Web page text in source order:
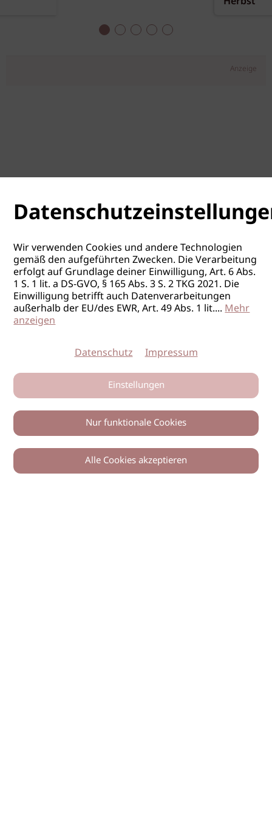
Anzeige
0
Wir verwenden Cookies und andere Technologien
gemäß den aufgeführten Zwecken. Die Verarbeitung
erfolgt auf Grundlage deiner Einwilligung, Art. 6 Abs.
1 S. 1 lit. a DS-GVO, § 165 Abs. 3 S. 2 TKG 2021. Die
Einwilligung betrifft auch Datenverarbeitungen
außerhalb der EU/des EWR, Art. 49 Abs. 1 lit....Mehr
anzeigen
Datenschutz Impressum
Einstellungen
Nur funktionale Cookies
Alle Cookies akzeptieren